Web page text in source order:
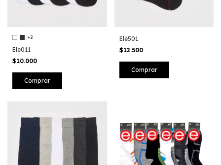
+2
Ele011
$10.000
Comprar
Ele501
$12.500
Comprar